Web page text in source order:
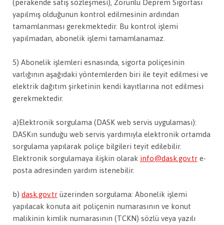
(perakende satış sözleşmesi), Zorunlu Deprem Sigortası
yapılmış olduğunun kontrol edilmesinin ardından
tamamlanması gerekmektedir. Bu kontrol işlemi
yapılmadan, abonelik işlemi tamamlanamaz.
5) Abonelik işlemleri esnasında, sigorta poliçesinin
varlığının aşağıdaki yöntemlerden biri ile teyit edilmesi ve
elektrik dağıtım şirketinin kendi kayıtlarına not edilmesi
gerekmektedir.
a)Elektronik sorgulama (DASK web servis uygulaması):
DASKın sunduğu web servis yardımıyla elektronik ortamda
sorgulama yapılarak poliçe bilgileri teyit edilebilir.
Elektronik sorgulamaya ilişkin olarak info@dask.gov.tr e-
posta adresinden yardım istenebilir.
b) dask.gov.tr üzerinden sorgulama: Abonelik işlemi
yapılacak konuta ait poliçenin numarasının ve konut
malikinin kimlik numarasının (TCKN) sözlü veya yazılı